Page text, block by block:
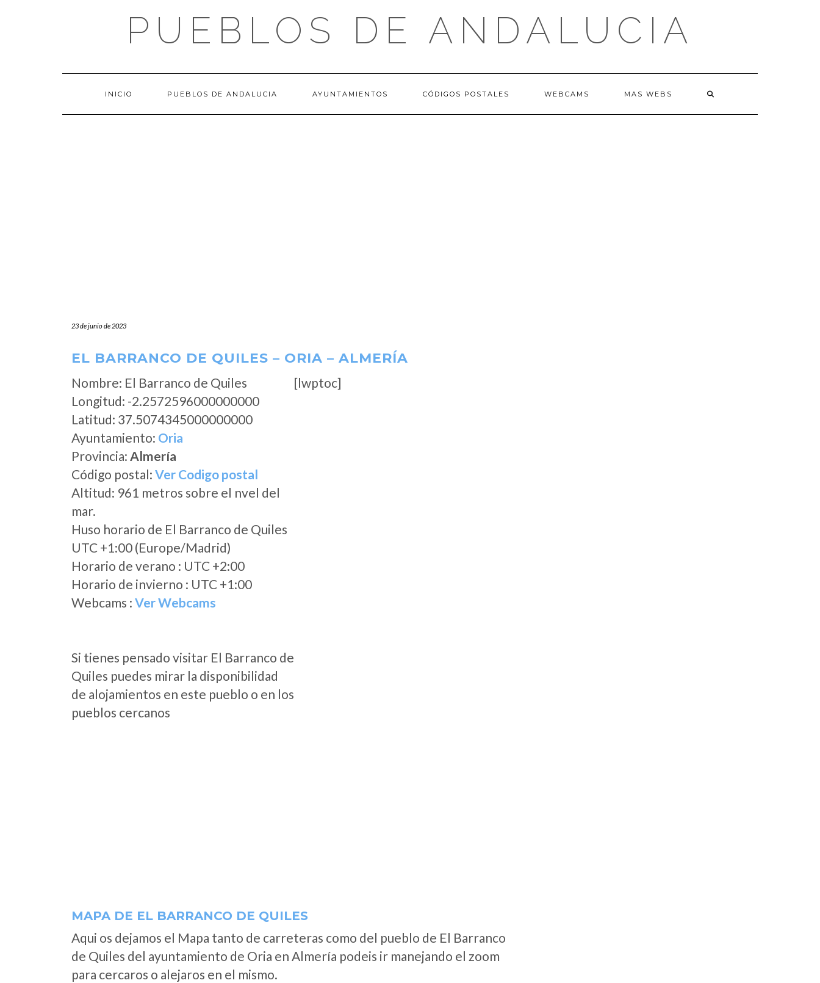
PUEBLOS DE ANDALUCIA
INICIO PUEBLOS DE ANDALUCIA AYUNTAMIENTOS CÓDIGOS POSTALES WEBCAMS MAS WEBS
23 de junio de 2023
EL BARRANCO DE QUILES – ORIA – ALMERÍA
Nombre: El Barranco de Quiles
Longitud: -2.2572596000000000
Latitud: 37.5074345000000000
Ayuntamiento: Oria
Provincia: Almería
Código postal: Ver Codigo postal
Altitud: 961 metros sobre el nvel del
mar.
Huso horario de El Barranco de Quiles
UTC +1:00 (Europe/Madrid)
Horario de verano : UTC +2:00
Horario de invierno : UTC +1:00
Webcams : Ver Webcams
Si tienes pensado visitar El Barranco de
Quiles puedes mirar la disponibilidad
de alojamientos en este pueblo o en los
pueblos cercanos
[lwptoc]
MAPA DE EL BARRANCO DE QUILES
Aqui os dejamos el Mapa tanto de carreteras como del pueblo de El Barranco
de Quiles del ayuntamiento de Oria en Almería podeis ir manejando el zoom
para cercaros o alejaros en el mismo.